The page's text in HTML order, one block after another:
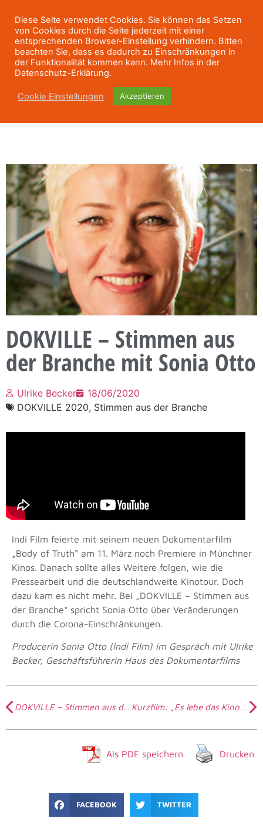
DOKVILLE – Stimmen aus
der Branche mit Sonia Otto
Ulrike Becker
18/06/2020
DOKVILLE 2020, Stimmen aus der Branche
Indi Film feierte mit seinem neuen Dokumentarfilm
„Body of Truth“ am 11. März noch Premiere in Münchner
Kinos. Danach sollte alles Weitere folgen, wie die
Pressearbeit und die deutschlandweite Kinotour. Doch
dazu kam es nicht mehr. Bei „DOKVILLE – Stimmen aus
der Branche“ spricht Sonia Otto über Veränderungen
durch die Corona-Einschränkungen.
Producerin Sonia Otto (Indi Film) im Gespräch mit Ulrike
Becker, Geschäftsführerin Haus des Dokumentarfilms
DOKVILLE – Stimmen aus der Branche mit Arne Birkenstock Kurzfilm: „Es lebe das Kino (auch wenn die Welt Kopf steht)“ von Sebastian Heinzel
Als PDF speichern Drucken
FACEBOOK TWITTER
Diese Seite verwendet Cookies. Sie können das Setzen
von Cookies durch die Seite jederzeit mit einer
entsprechenden Browser-Einstellung verhindern. Bitten
beachten Sie, dass es dadurch zu Einschränkungen in
der Funktionalität kommen kann. Mehr Infos in der
Datenschutz-Erklärung.
Cookie Einstellungen Akzeptieren